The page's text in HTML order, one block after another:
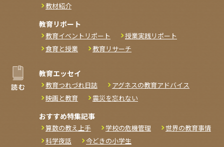
教材紹介
教育リポート
教育イベントリポート
授業実践リポート
食育と授業
教育リサーチ
教育エッセイ
教育つれづれ日誌
アグネスの教育アドバイス
映画と教育
震災を忘れない
おすすめ特集記事
算数の教え上手 学校の危機管理
世界の教育事情
科学夜話
今どきの小学生